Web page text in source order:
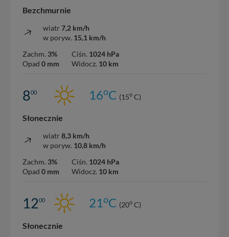
Bezchmurnie
wiatr 7,2 km/h
w poryw. 15,1 km/h
Zachm. 3%
Opad 0 mm
Ciśn. 1024 hPa
Widocz. 10 km
800 16oC (15o C)
Słonecznie
wiatr 8,3 km/h
w poryw. 10,8 km/h
Zachm. 3%
Opad 0 mm
Ciśn. 1024 hPa
Widocz. 10 km
1200 21oC (20o C)
Słonecznie